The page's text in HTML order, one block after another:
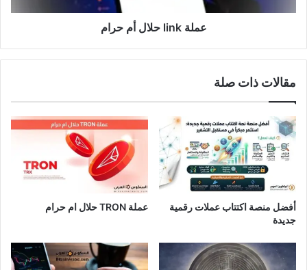
عملة link حلال أم حرام
مقالات ذات صلة
أفضل منصة اكتتاب عملات رقمية
جديدة
عملة TRON حلال ام حرام​